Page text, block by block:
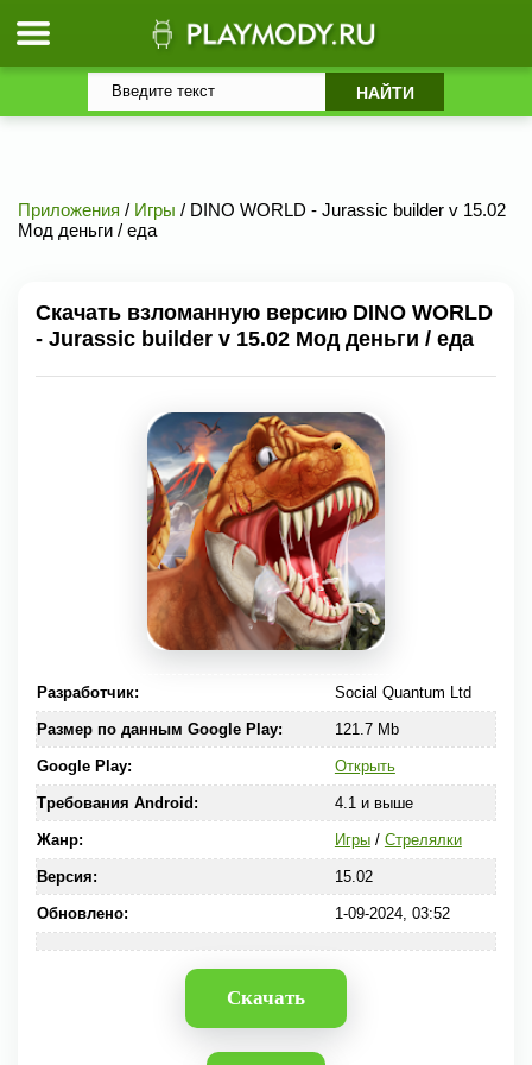
Приложения / Игры / DINO WORLD - Jurassic builder v 15.02
Мод деньги / еда
Скачать взломанную версию DINO WORLD
- Jurassic builder v 15.02 Мод деньги / еда
Разработчик: Social Quantum Ltd
Размер по данным Google Play: 121.7 Mb
Google Play: Открыть
Требования Android: 4.1 и выше
Жанр: Игры/ Стрелялки
Версия: 15.02
Обновлено: 1-09-2024, 03:52
Скачать